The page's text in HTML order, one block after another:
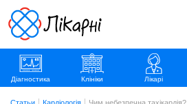
Діагностика Клініки Лікарі